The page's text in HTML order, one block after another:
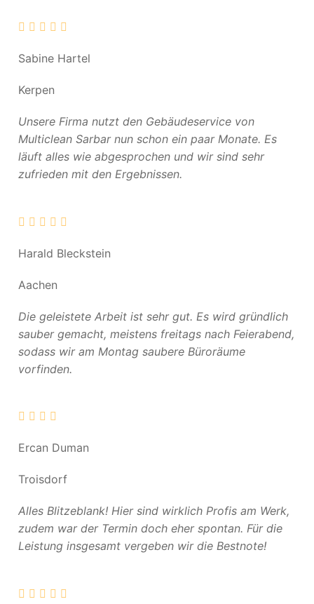
Sabine Hartel
Kerpen
Unsere Firma nutzt den Gebäudeservice von
Multiclean Sarbar nun schon ein paar Monate. Es
läuft alles wie abgesprochen und wir sind sehr
zufrieden mit den Ergebnissen.
Harald Bleckstein
Aachen
Die geleistete Arbeit ist sehr gut. Es wird gründlich
sauber gemacht, meistens freitags nach Feierabend,
sodass wir am Montag saubere Büroräume
vorfinden.
Ercan Duman
Troisdorf
Alles Blitzeblank! Hier sind wirklich Profis am Werk,
zudem war der Termin doch eher spontan. Für die
Leistung insgesamt vergeben wir die Bestnote!